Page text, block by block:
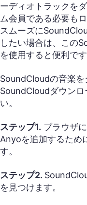
ーディオトラックを
ム会員である必要も
スムーズに
したい場合は、この
を使用すると便利です
SoundCloudの音楽を
SoundCloudダウンロ
い。
ステップ1. ブラウザ
Anyoを追加するため
す。
ステップ2.
を見つけます。